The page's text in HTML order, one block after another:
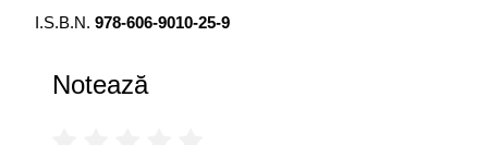
I.S.B.N. 978-606-9010-25-9
Notează